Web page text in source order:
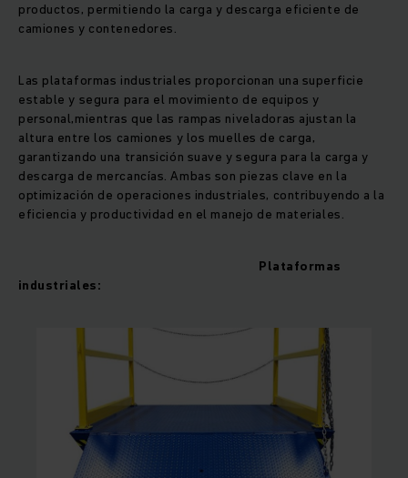
productos, permitiendo la carga y descarga eficiente de
camiones y contenedores.
Las plataformas industriales proporcionan una superficie
estable y segura para el movimiento de equipos y
personal,mientras que las rampas niveladoras ajustan la
altura entre los camiones y los muelles de carga,
garantizando una transición suave y segura para la carga y
descarga de mercancías. Ambas son piezas clave en la
optimización de operaciones industriales, contribuyendo a la
eficiencia y productividad en el manejo de materiales.
Plataformas
industriales: